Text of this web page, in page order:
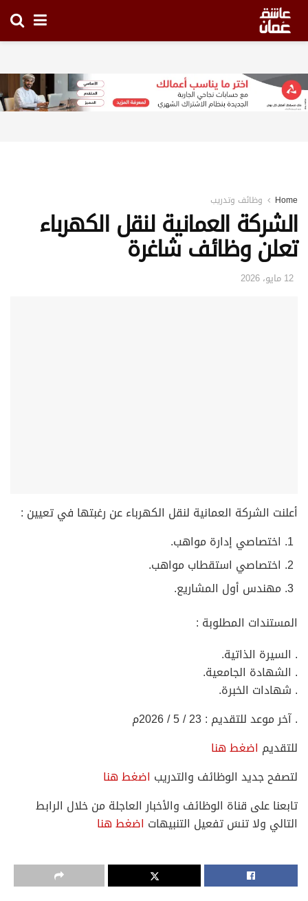
Home وظائف وتدريب
الشركة العمانية لنقل الكهرباء
تعلن وظائف شاغرة
12 مايو، 2026
أعلنت الشركة العمانية لنقل الكهرباء عن رغبتها في تعيين :
اختصاصي إدارة مواهب.
⁠اختصاصي استقطاب مواهب.
⁠مهندس أول المشاريع.
المستندات المطلوبة :
. السيرة الذاتية.
. الشهادة الجامعية.
. شهادات الخبرة.
. آخر موعد للتقديم : 23 / 5 / 2026م
للتقديم اضغط هنا
لتصفح جديد الوظائف والتدريب اضغط هنا
تابعنا على قناة الوظائف والأخبار العاجلة من خلال الرابط
التالي ولا تنسَ تفعيل التنبيهات اضغط هنا